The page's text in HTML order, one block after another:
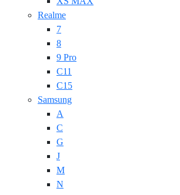
Realme
7
8
9 Pro
C11
C15
Samsung
A
C
G
J
M
N